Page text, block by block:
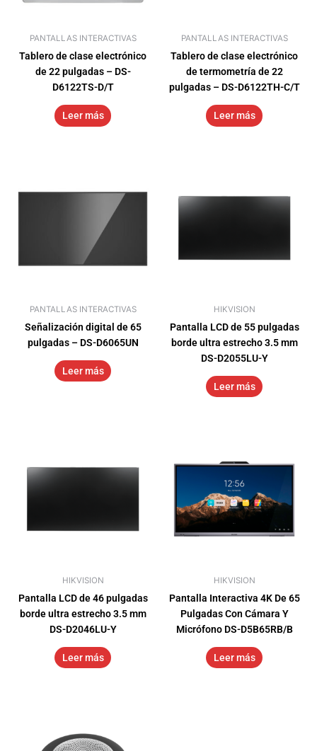
PANTALLAS INTERACTIVAS
Tablero de clase electrónico
de 22 pulgadas – DS-
D6122TS-D/T
Leer más
PANTALLAS INTERACTIVAS
Tablero de clase electrónico
de termometría de 22
pulgadas – DS-D6122TH-C/T
Leer más
PANTALLAS INTERACTIVAS
Señalización digital de 65
pulgadas – DS-D6065UN
Leer más
HIKVISION
Pantalla LCD de 55 pulgadas
borde ultra estrecho 3.5 mm
DS-D2055LU-Y
Leer más
HIKVISION
Pantalla LCD de 46 pulgadas
borde ultra estrecho 3.5 mm
DS-D2046LU-Y
Leer más
HIKVISION
Pantalla Interactiva 4K De 65
Pulgadas Con Cámara Y
Micrófono DS-D5B65RB/B
Leer más